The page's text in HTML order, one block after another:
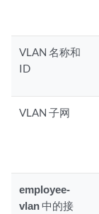
VLAN 名称和
ID
VLAN 子网
employee-
vlan中的接